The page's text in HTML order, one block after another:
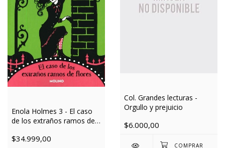
Enola Holmes 3 - El caso
de los extraños ramos de
$34.999,00
Col. Grandes lecturas -
Orgullo y prejuicio
$6.000,00